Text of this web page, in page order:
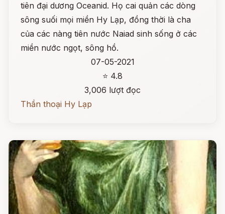
tiên đại dương Oceanid. Họ cai quản các dòng
sông suối mọi miền Hy Lạp, đồng thời là cha
của các nàng tiên nước Naiad sinh sống ở các
miền nước ngọt, sông hồ.
07-05-2021
⭐ 4.8
3,006 lượt đọc
Thần thoại Hy Lạp